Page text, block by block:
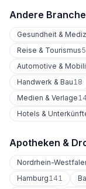
Andere
Gesundheit &
Reise & Tourismus
Automotive &
Handwerk & Bau18
Medien & Verlage14
Hotels &
Apotheken &
Nordrhein-
Hamburg141